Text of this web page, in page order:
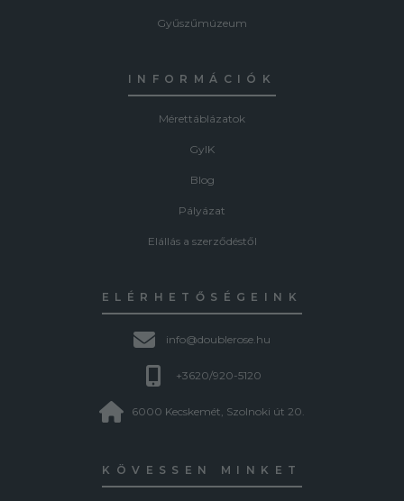
Gyűszűmúzeum
INFORMÁCIÓK
Mérettáblázatok
GyIK
Blog
Pályázat
Elállás a szerződéstől
ELÉRHETŐSÉGEINK
info@doublerose.hu
+3620/920-5120
6000 Kecskemét, Szolnoki út 20.
KÖVESSEN MINKET